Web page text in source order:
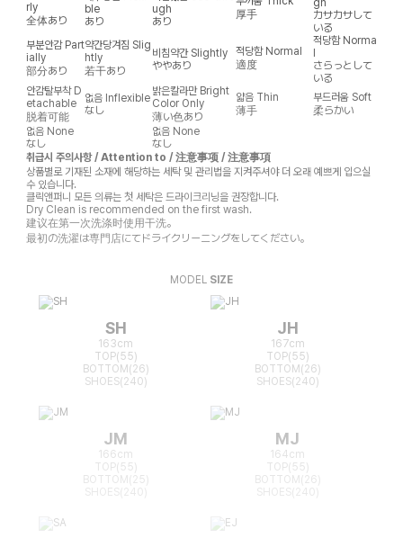
rly
全体あり
ble
あり
ugh
あり
厚手
gh
カサカサして
いる
부분안감 Part
ially
部分あり
약간당겨짐 Slig
htly
若干あり
비침약간 Slightly
ややあり
적당함 Normal
適度
적당함 Norma
さらっとして
いる
안감탈부착 D
etachable
脱着可能
없음 Inflexible
なし
밝은칼라만 Bright
Color Only
薄い色あり
얇음 Thin
薄手
부드러움 Soft
柔らかい
없음 None
なし
없음 None
なし
취급시 주의사항 / Attention to / 注意事项 / 注意事項
상품별로 기재된 소재에 해당하는 세탁 및 관리법을 지켜주셔야 더 오래 예쁘게 입으실
수 있습니다.
클릭앤퍼니 모든 의류는 첫 세탁은 드라이크리닝을 권장합니다.
Dry Clean is recommended on the first wash.
建议在第一次洗涤时使用干洗。
最初の洗濯は専門店にてドライクリーニングをしてください。
MODEL SIZE
SH
163cm
TOP(55)
BOTTOM(26)
SHOES(240)
JH
167cm
TOP(55)
BOTTOM(26)
SHOES(240)
JM
166cm
TOP(55)
BOTTOM(25)
MJ
164cm
TOP(55)
BOTTOM(26)